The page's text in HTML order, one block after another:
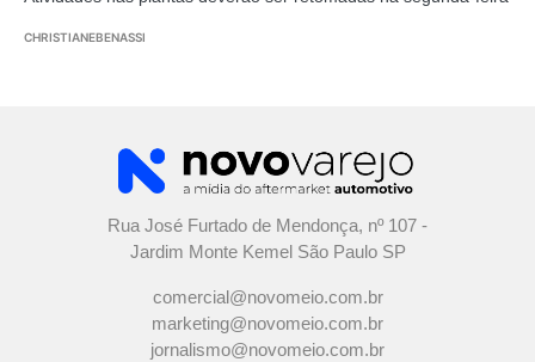
CHRISTIANEBENASSI
Rua José Furtado de Mendonça, nº 107 -
Jardim Monte Kemel São Paulo SP
comercial@novomeio.com.br
marketing@novomeio.com.br
jornalismo@novomeio.com.br